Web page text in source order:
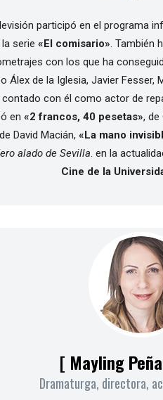
participó en el programa
serie «El comisario» .
con los que ha
Álex de la Iglesia, Javier Fesser,
contado con él como actor de
en«2 francos, 40 pesetas», de
David Macián, «La mano
alado de Sevilla . en la
Cine de la
[ Mayling
Dramaturga, directora,